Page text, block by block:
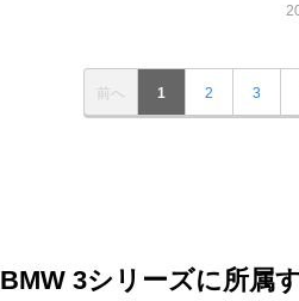
前へ 1 2 3
BMW 3シリーズに所属